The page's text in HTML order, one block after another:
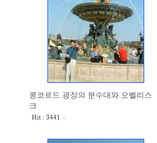
콩코르드 광장의 분수대와 오벨리스
크
Hit : 3441